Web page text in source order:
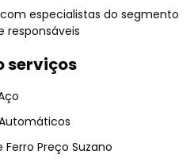
especialistas do segmento
responsáveis
serviços
Preço Suzano